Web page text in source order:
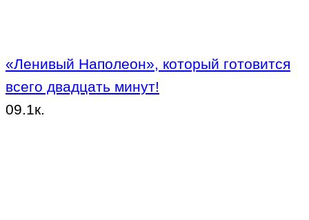
«Ленивый Наполеон», который готовится
всего двадцать минут!
09.1к.